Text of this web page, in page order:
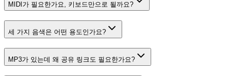
MIDI가 필요한가요, 키보드만으로 될까요?
세 가지 음색은 어떤 용도인가요?
MP3가 있는데 왜 공유 링크도 필요한가요?